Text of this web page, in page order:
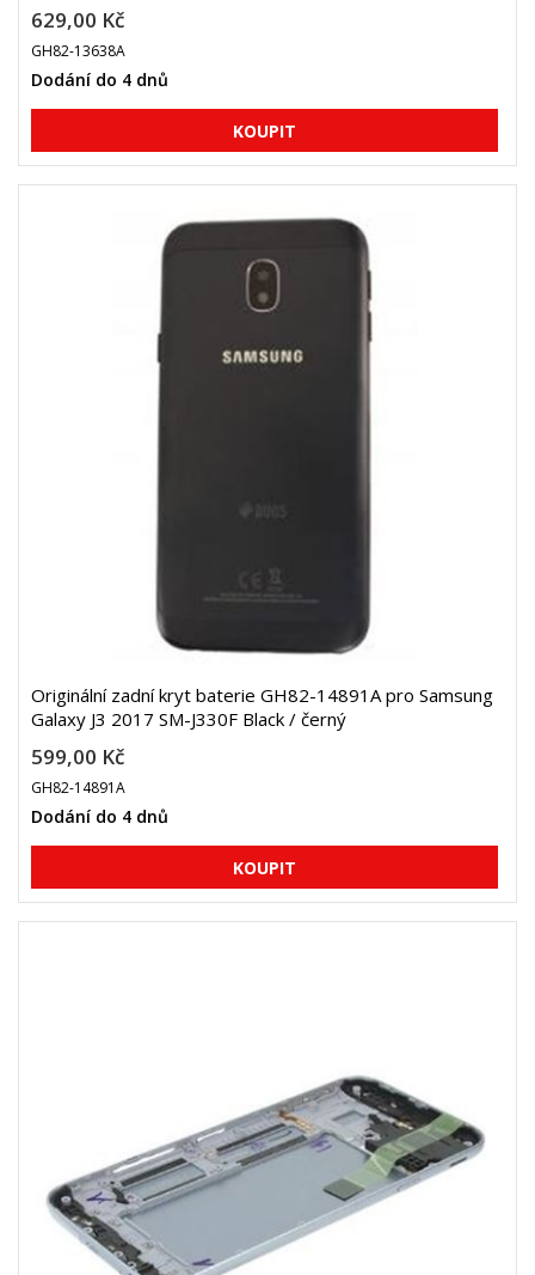
629,00 Kč
GH82-13638A
Dodání do 4 dnů
Originální zadní kryt baterie GH82-14891A pro Samsung
Galaxy J3 2017 SM-J330F Black / černý
599,00 Kč
GH82-14891A
Dodání do 4 dnů